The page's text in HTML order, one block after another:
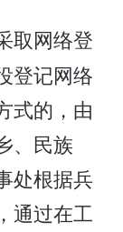
取网络登
登记网络
式的，由
、民族
处根据兵
通过在工